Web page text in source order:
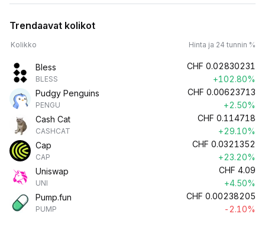
Trendaavat kolikot
Kolikko Hinta ja 24 tunnin %
Bless
BLESS
CHF 0.02830231
+102.80%
Pudgy Penguins
PENGU
CHF 0.00623713
+2.50%
Cash Cat
CASHCAT
CHF 0.114718
+29.10%
Cap
CAP
CHF 0.0321352
+23.20%
Uniswap
UNI
CHF 4.09
+4.50%
Pump.fun
PUMP
CHF 0.00238205
-2.10%